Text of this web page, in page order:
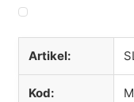
Artikel:
Kod: